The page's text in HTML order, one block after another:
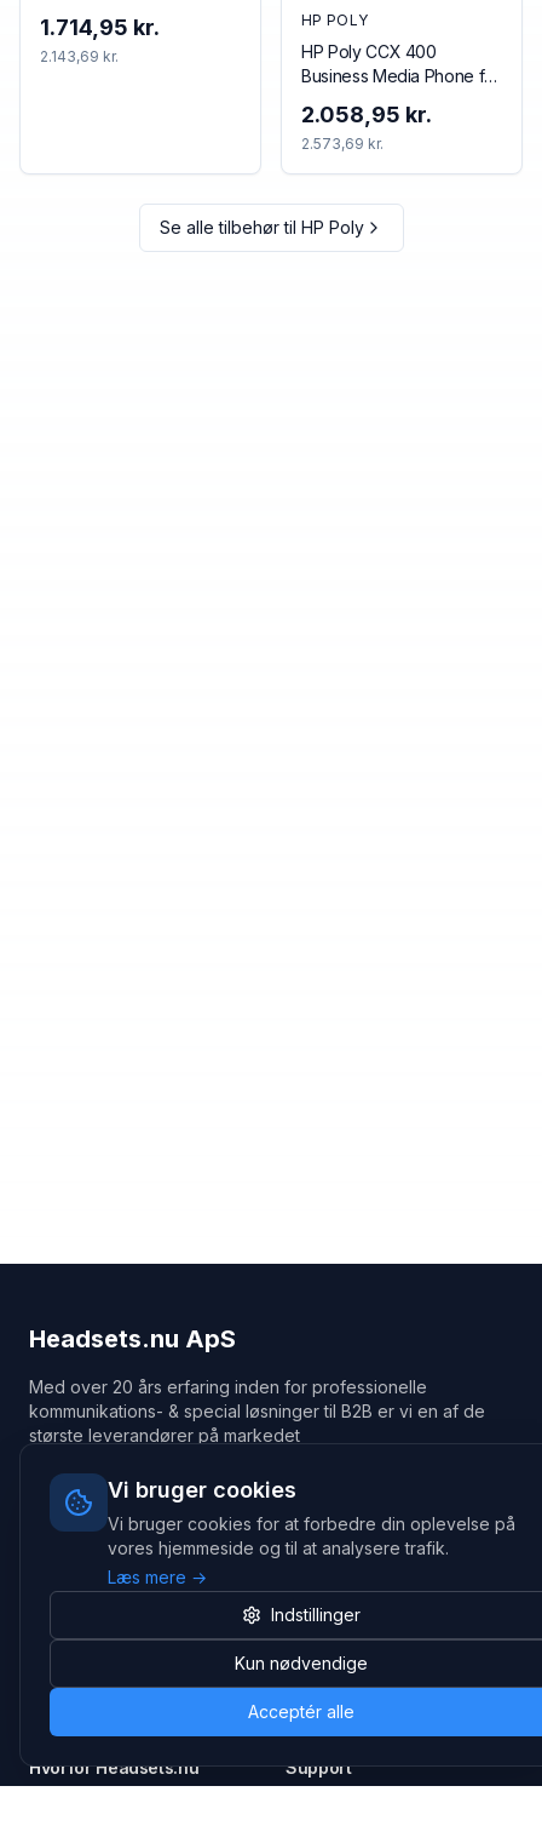
Vi bruger cookies
Vi bruger cookies for at forbedre din oplevelse på
vores hjemmeside og til at analysere trafik.
Læs mere →
Indstillinger
Kun nødvendige
Acceptér alle
PoE-enabled
1.714,95 kr.
2.143,69 kr.
HP POLY
HP Poly CCX 400
Business Media Phone for
PoE-enabled
2.058,95 kr.
2.573,69 kr.
Se alle tilbehør til HP Poly
Headsets.nu ApS
Med over 20 års erfaring inden for professionelle
kommunikations- & special løsninger til B2B er vi en af de
største leverandører på markedet
Hovedkontor
Gammel Klausdalsbrovej 493, 2730 Herlev
+45 70 27 80 27
kontakt@headsets.nu
Salgsafdeling
Strevelinsvej 20, 7000 Fredericia
Hvorfor Headsets.nu Support